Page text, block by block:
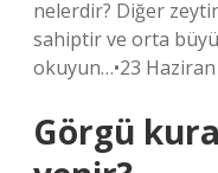
nelerdir? Diğer
sahiptir ve orta
okuyun…•23
Görgü